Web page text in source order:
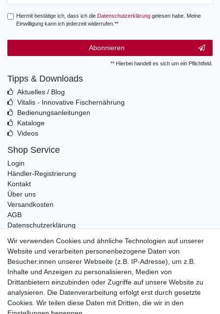
Hiermit bestätige ich, dass ich die Daten­schutz­erklärunggelesen habe. Meine
Einwilligung kann ich jederzeit widerrufen.**
Abonnieren
** Hierbei handelt es sich um ein Pflichtfeld.
Tipps & Downloads
Aktuelles / Blog
Vitalis - Innovative Fischernährung
Bedienungsanleitungen
Kataloge
Videos
Shop Service
Login
Händler-Registrierung
Kontakt
Über uns
Versandkosten
AGB
Datenschutzerklärung
Telefonische Beratung und Unterstützung für Händler unter:
+49 2851 5895-0
Montag - Donnerstag: 08.00 - 16.30 Uhr
Freitag: 08.00 - 16.00 Uhr
Wir verwenden Cookies und ähnliche Technologien auf unserer
Website und verarbeiten personenbezogene Daten von
Besucher:innen unserer Webseite (z.B. IP-Adresse), um z.B.
Inhalte und Anzeigen zu personalisieren, Medien von
Drittanbietern einzubinden oder Zugriffe auf unsere Website zu
analysieren. Die Datenverarbeitung erfolgt erst durch gesetzte
Cookies. Wir teilen diese Daten mit Dritten, die wir in den